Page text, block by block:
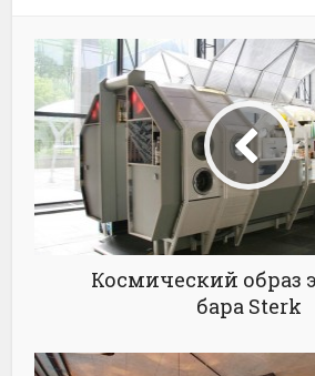
Космический образ
бара Sterk